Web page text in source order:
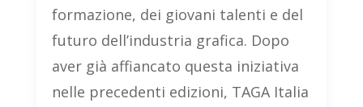
formazione, dei giovani talenti e del
futuro dell’industria grafica. Dopo
aver già affiancato questa iniziativa
nelle precedenti edizioni, TAGA Italia